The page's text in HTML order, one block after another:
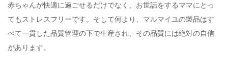
赤ちゃんが快適に過ごせるだけでなく、お世話をするママにとっ
てもストレスフリーです。そして何より、マルマイユの製品はす
べて一貫した品質管理の下で生産され、その品質には絶対の自信
があります。